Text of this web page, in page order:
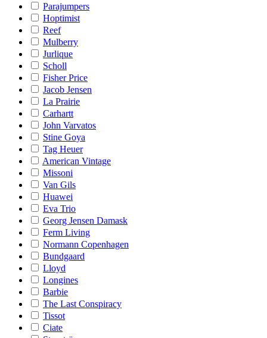
Parajumpers
Hoptimist
Reef
Mulberry
Jurlique
Scholl
Fisher Price
Jacob Jensen
La Prairie
Carhartt
John Varvatos
Stine Goya
Tag Heuer
American Vintage
Missoni
Van Gils
Huawei
Eva Trio
Georg Jensen Damask
Ferm Living
Normann Copenhagen
Bundgaard
Lloyd
Longines
Barbie
The Last Conspiracy
Tissot
Ciate